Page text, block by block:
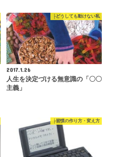
├どうしても動けない私
2017.1.26
人生を決定づける無意識の「〇〇
主義」
├習慣の作り方・変え方